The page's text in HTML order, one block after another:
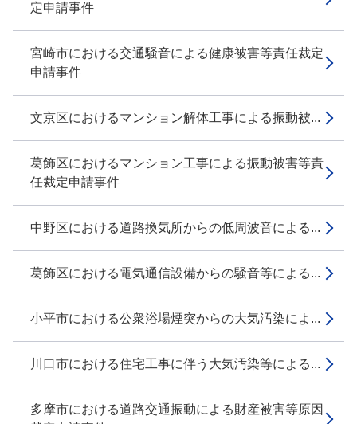
定申請事件
宮崎市における交通騒音による健康被害等責任裁定
申請事件
文京区におけるマンション解体工事による振動被...
葛飾区におけるマンション工事による振動被害等責
任裁定申請事件
中野区における道路換気所からの低周波音による...
葛飾区における電気通信設備からの騒音等による...
小平市における公衆浴場煙突からの大気汚染によ...
川口市における住宅工事に伴う大気汚染等による...
多摩市における道路交通振動による財産被害等原因